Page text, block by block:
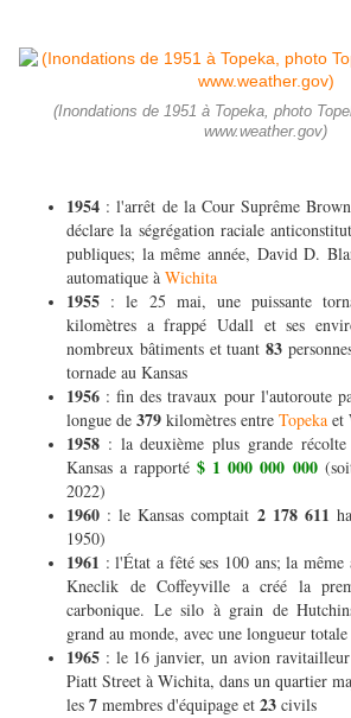
(Inondations de 1951 à Topeka, photo
www.weather.gov)
1954 : l'arrêt de la Cour Suprême
déclare la ségrégation raciale
publiques; la même année, David D.
automatique à Wichita
1955 : le 25 mai, une puissante
kilomètres a frappé Udall et ses
nombreux bâtiments et tuant83
tornade au Kansas
1956 : fin des travaux pour l'autoroute
longue de 379 kilomètres entre Topeka et
1958 : la deuxième plus grande
Kansas a rapporté$ 1 000 000 000
2022)
1960 : le Kansas comptait 2 178 611
1950)
1961 : l'État a fêté ses 100 ans; la
Kneclik de Coffeyville a créé la
carbonique. Le silo à grain de
grand au monde, avec une longueur totale
1965 : le 16 janvier, un avion ravitailleur
Piatt Street à Wichita, dans un quartier
les 7 membres d'équipage et 23 civils